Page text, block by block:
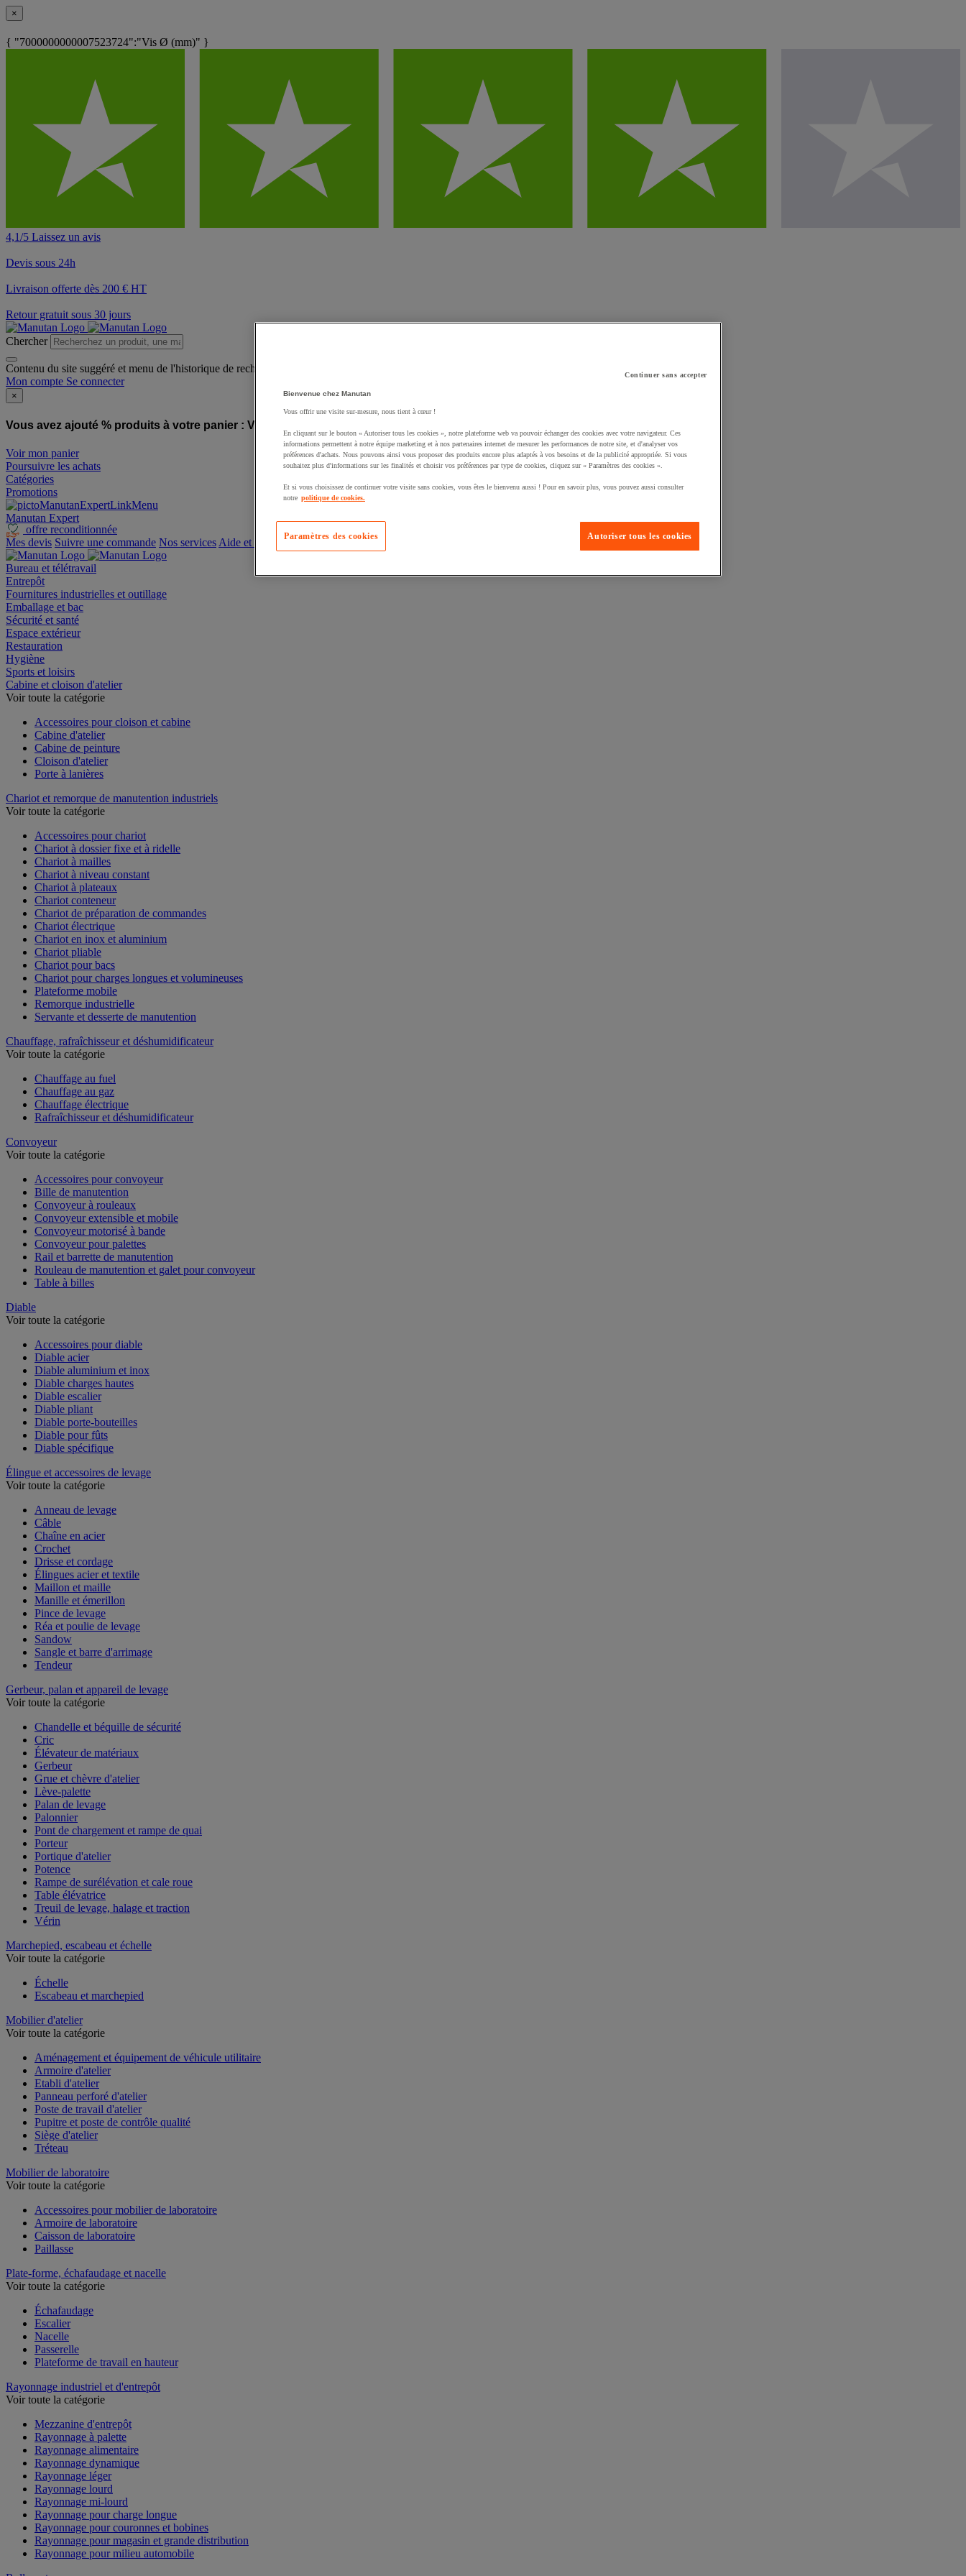
×
{ "7000000000007523724":"Vis Ø (mm)" }
4,1/5 Laissez un avis
Devis sous 24h
Livraison offerte dès 200 € HT
Retour gratuit sous 30 jours
Chercher
Contenu du site suggéré et menu de l'historique de recherche
Mon compte Se connecter
×
Vous avez ajouté % produits à votre panier : Vous avez ajouté un produit à votre panier :
Voir mon panier
Poursuivre les achats
Catégories
Promotions
Manutan Expert
offre reconditionnée
Mes devis Suivre une commande Nos services Aide et contact
Bureau et télétravail
Entrepôt
Fournitures industrielles et outillage
Emballage et bac
Sécurité et santé
Espace extérieur
Restauration
Hygiène
Sports et loisirs
Cabine et cloison d'atelier
Voir toute la catégorie
Accessoires pour cloison et cabine
Cabine d'atelier
Cabine de peinture
Cloison d'atelier
Porte à lanières
Chariot et remorque de manutention industriels
Voir toute la catégorie
Accessoires pour chariot
Chariot à dossier fixe et à ridelle
Chariot à mailles
Chariot à niveau constant
Chariot à plateaux
Chariot conteneur
Chariot de préparation de commandes
Chariot électrique
Chariot en inox et aluminium
Chariot pliable
Chariot pour bacs
Chariot pour charges longues et volumineuses
Plateforme mobile
Remorque industrielle
Servante et desserte de manutention
Chauffage, rafraîchisseur et déshumidificateur
Voir toute la catégorie
Chauffage au fuel
Chauffage au gaz
Chauffage électrique
Rafraîchisseur et déshumidificateur
Convoyeur
Voir toute la catégorie
Accessoires pour convoyeur
Bille de manutention
Convoyeur à rouleaux
Convoyeur extensible et mobile
Convoyeur motorisé à bande
Convoyeur pour palettes
Rail et barrette de manutention
Rouleau de manutention et galet pour convoyeur
Table à billes
Diable
Voir toute la catégorie
Accessoires pour diable
Diable acier
Diable aluminium et inox
Diable charges hautes
Diable escalier
Diable pliant
Diable porte-bouteilles
Diable pour fûts
Diable spécifique
Élingue et accessoires de levage
Voir toute la catégorie
Anneau de levage
Câble
Chaîne en acier
Crochet
Drisse et cordage
Élingues acier et textile
Maillon et maille
Manille et émerillon
Pince de levage
Réa et poulie de levage
Sandow
Sangle et barre d'arrimage
Tendeur
Gerbeur, palan et appareil de levage
Voir toute la catégorie
Chandelle et béquille de sécurité
Cric
Élévateur de matériaux
Gerbeur
Grue et chèvre d'atelier
Lève-palette
Palan de levage
Palonnier
Pont de chargement et rampe de quai
Porteur
Portique d'atelier
Potence
Rampe de surélévation et cale roue
Table élévatrice
Treuil de levage, halage et traction
Vérin
Marchepied, escabeau et échelle
Voir toute la catégorie
Échelle
Escabeau et marchepied
Mobilier d'atelier
Voir toute la catégorie
Aménagement et équipement de véhicule utilitaire
Armoire d'atelier
Etabli d'atelier
Panneau perforé d'atelier
Poste de travail d'atelier
Pupitre et poste de contrôle qualité
Siège d'atelier
Tréteau
Mobilier de laboratoire
Voir toute la catégorie
Accessoires pour mobilier de laboratoire
Armoire de laboratoire
Caisson de laboratoire
Paillasse
Plate-forme, échafaudage et nacelle
Voir toute la catégorie
Échafaudage
Escalier
Nacelle
Passerelle
Plateforme de travail en hauteur
Rayonnage industriel et d'entrepôt
Voir toute la catégorie
Mezzanine d'entrepôt
Rayonnage à palette
Rayonnage alimentaire
Rayonnage dynamique
Rayonnage léger
Rayonnage lourd
Rayonnage mi-lourd
Rayonnage pour charge longue
Rayonnage pour couronnes et bobines
Rayonnage pour magasin et grande distribution
Rayonnage pour milieu automobile
Continuer sans accepter
Bienvenue chez Manutan
Vous offrir une visite sur-mesure, nous tient à cœur !
En cliquant sur le bouton « Autoriser tous les cookies », notre plateforme web va pouvoir échanger des cookies avec votre navigateur. Ces
informations permettent à notre équipe marketing et à nos partenaires internet de mesurer les performances de notre site, et d'analyser vos
préférences d'achats. Nous pouvons ainsi vous proposer des produits encore plus adaptés à vos besoins et de la publicité appropriée. Si vous
souhaitez plus d'informations sur les finalités et choisir vos préférences par type de cookies, cliquez sur « Paramètres des cookies ».
Et si vous choisissez de continuer votre visite sans cookies, vous êtes le bienvenu aussi ! Pour en savoir plus, vous pouvez aussi consulter
notre politique de cookies.
Autoriser tous les cookies
Paramètres des cookies